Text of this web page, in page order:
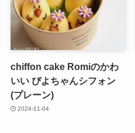
chiffon cake Romiのかわ
いい ぴよちゃんシフォン
(プレーン)
2024-11-04